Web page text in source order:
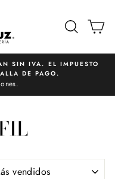
SIN IVA. EL IMPUESTO
DE PAGO.